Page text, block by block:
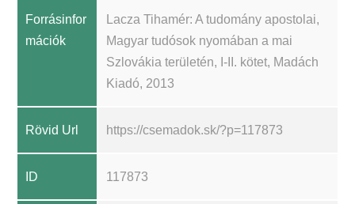
Forrásinfor
mációk
Lacza Tihamér: A tudomány apostolai,
Magyar tudósok nyomában a mai
Szlovákia területén, I-II. kötet, Madách
Kiadó, 2013
Rövid Url https://csemadok.sk/?p=117873
ID 117873